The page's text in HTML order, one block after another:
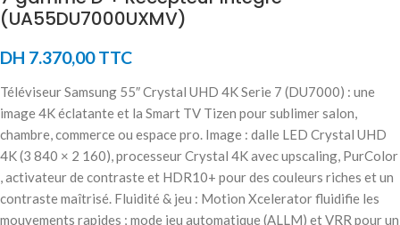
(UA55DU7000UXMV)
DH 7.370,00TTC
Téléviseur Samsung 55″ Crystal UHD 4K Serie 7 (DU7000) : une
image 4K éclatante et la Smart TV Tizen pour sublimer salon,
chambre, commerce ou espace pro. Image : dalle LED Crystal UHD
4K (3 840 × 2 160), processeur Crystal 4K avec upscaling, PurColor
, activateur de contraste et HDR10+ pour des couleurs riches et un
contraste maîtrisé. Fluidité & jeu : Motion Xcelerator fluidifie les
mouvements rapides ; mode jeu automatique (ALLM) et VRR pour un